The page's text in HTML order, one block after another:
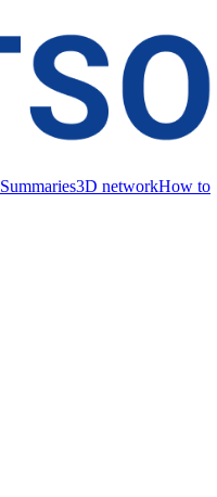
Summaries3D networkHow to